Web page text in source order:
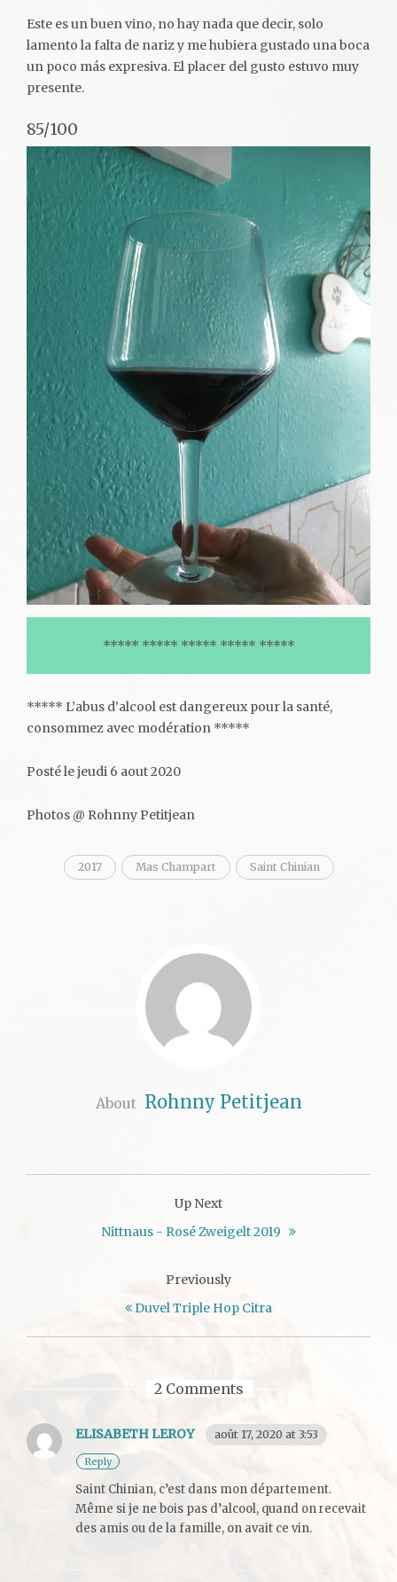
Este es un buen vino, no hay nada que decir, solo
lamento la falta de nariz y me hubiera gustado una boca
un poco más expresiva. El placer del gusto estuvo muy
presente.
85/100
***** ***** ***** ***** *****
***** L’abus d’alcool est dangereux pour la santé,
consommez avec modération *****
Posté le jeudi 6 aout 2020
Photos @ Rohnny Petitjean
2017 Mas Champart Saint Chinian
About Rohnny Petitjean
Up Next
Nittnaus - Rosé Zweigelt 2019
Previously
Duvel Triple Hop Citra
2 Comments
ELISABETH LEROY août 17, 2020 at 3:53
Reply
Saint Chinian, c’est dans mon département.
Même si je ne bois pas d’alcool, quand on recevait
des amis ou de la famille, on avait ce vin.